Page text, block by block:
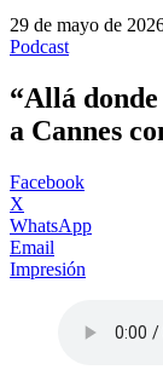
29 de mayo de
Podcast
“Allá
a Cannes
Facebook
X
WhatsApp
Email
Impresión